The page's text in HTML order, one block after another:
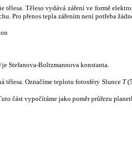
Těleso vydává záření ve formě
Pro přenos tepla zářením není potřeba
je Stefanova-Boltzmannova konstanta.
tělesa. Označíme teplotu fotosféry Slunce T
část vypočítáme jako poměr průřezu